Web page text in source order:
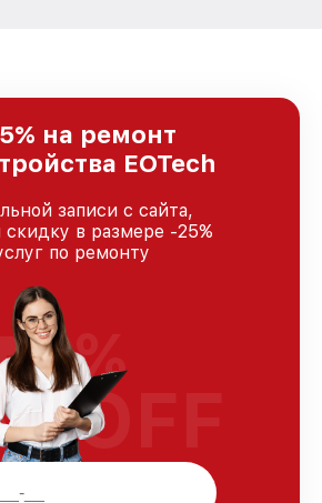
на ремонт
EOTech
записи с сайта,
скидку в размере -25%
по ремонту
%
OFF